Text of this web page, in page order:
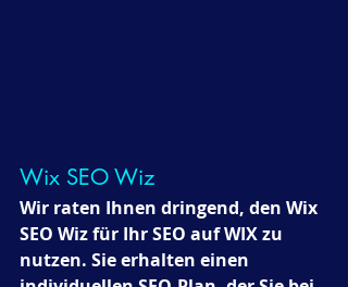
Wix SEO Wiz
Wir raten Ihnen dringend, den Wix
SEO Wiz für Ihr SEO auf WIX zu
nutzen. Sie erhalten einen